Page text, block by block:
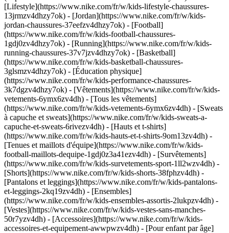
[Lifestyle](https://www.nike.com/fr/w/kids-lifestyle-chaussures-
13jrmzv4dhzy7ok) - [Jordan](https://www.nike.com/fr/w/kids-
jordan-chaussures-37eefzv4dhzy7ok) - [Football]
(https://www.nike.com/fr/w/kids-football-chaussures-
1gdj0zv4dhzy7ok) - [Running](https://www.nike.com/fr/w/kids-
running-chaussures-37v7jzv4dhzy7ok) - [Basketball]
(https://www.nike.com/fr/w/kids-basketball-chaussures-
3glsmzv4dhzy7ok) - [Éducation physique]
(https://www.nike.com/fr/w/kids-performance-chaussures-
3k7dgzv4dhzy7ok) - [Vêtements](https://www.nike.com/fr/w/kids-
vetements-6ymx6zv4dh) - [Tous les vêtements]
(https://www.nike.com/fr/w/kids-vetements-6ymx6zv4dh) - [Sweats
à capuche et sweats](https://www.nike.com/fr/w/kids-sweats-a-
capuche-et-sweats-6rivezv4dh) - [Hauts et t-shirts]
(https://www.nike.com/fr/w/kids-hauts-et-t-shirts-9om13zv4dh) -
[Tenues et maillots d'équipe](https://www.nike.com/fr/w/kids-
football-maillots-dequipe-1gdj0z3a41ezv4dh) - [Survêtements]
(https://www.nike.com/fr/w/kids-survetements-sport-1ll2wzv4dh) -
[Shorts](https://www.nike.com/fr/w/kids-shorts-38fphzv4dh) -
[Pantalons et leggings](https://www.nike.com/fr/w/kids-pantalons-
et-leggings-2kq19zv4dh) - [Ensembles]
(https://www.nike.com/fr/w/kids-ensembles-assortis-2lukpzv4dh) -
[Vestes](https://www.nike.com/fr/w/kids-vestes-sans-manches-
50r7yzv4dh) - [Accessoires](https://www.nike.com/fr/w/kids-
accessoires-et-equipement-awwpwzv4dh) - [Pour enfant par âge]